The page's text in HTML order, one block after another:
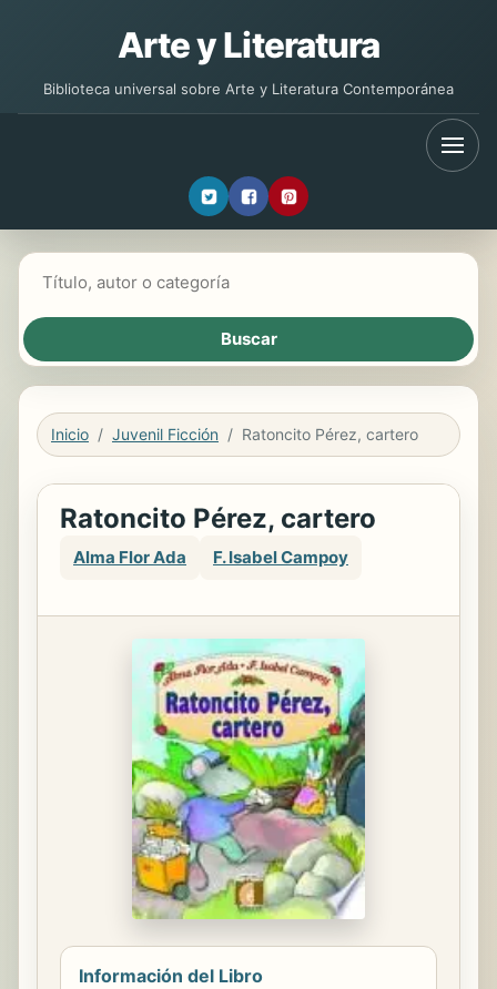
Arte y Literatura
Biblioteca universal sobre Arte y Literatura Contemporánea
Inicio Juvenil Ficción Ratoncito Pérez, cartero
Ratoncito Pérez, cartero
Alma Flor Ada F. Isabel Campoy
Información del Libro